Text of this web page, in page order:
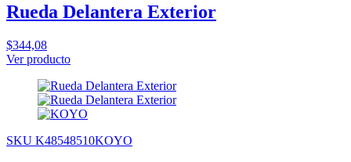
Rueda Delantera Exterior
$344,08
Ver producto
SKU K48548510KOYO